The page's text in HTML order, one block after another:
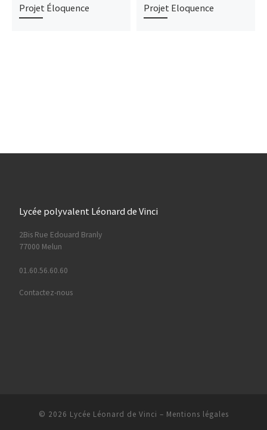
Projet Éloquence Projet Eloquence
Lycée polyvalent Léonard de Vinci
2Bis Rue Edouard Branly
77000 Melun
01.60.56.60.60
Contactez-nous
© 2026 Lycée Léonard de Vinci – Mentions légales